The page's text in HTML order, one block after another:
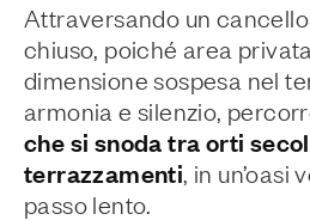
Attraversando un
chiuso, poiché area
dimensione sospesa nel
armonia e silenzio,
che si snoda tra orti
terrazzamenti , in
passo lento.